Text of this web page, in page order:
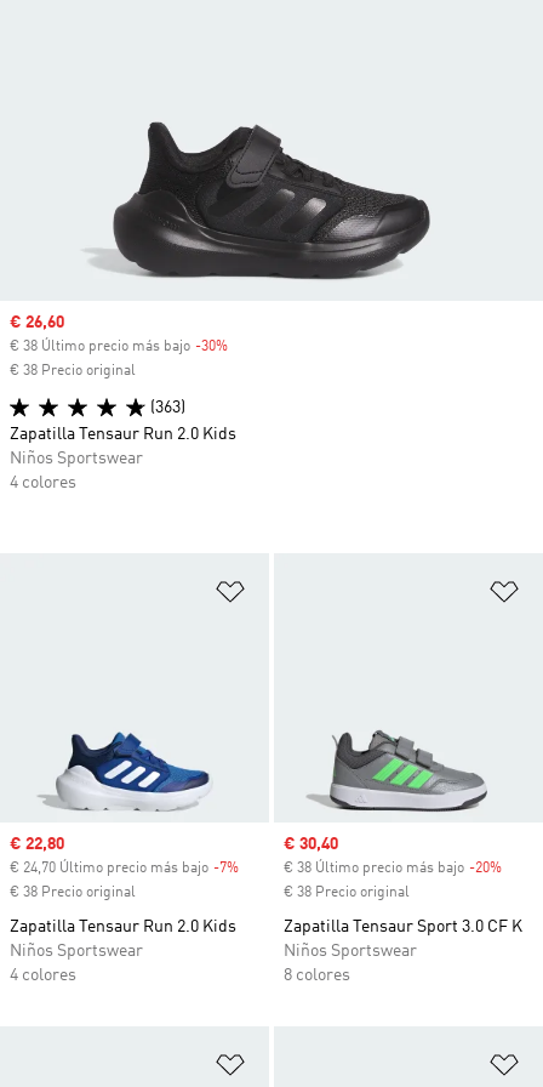
Precio de venta
€ 22,80
€ 24,70 Último precio más bajo -7% Descuento
€ 38 Precio original
Zapatilla Tensaur Run 2.0 Kids
Niños Sportswear
4 colores
Precio de venta
€ 30,40
€ 38 Último precio más bajo -20%
€ 38 Precio original
Zapatilla Tensaur Sport 3.0 CF K
Niños Sportswear
8 colores
Precio de venta
€ 26,60
€ 38 Último precio más bajo -30%
€ 38 Precio original
(363)
Zapatilla Tensaur Run 2.0 Kids
Niños Sportswear
4 colores